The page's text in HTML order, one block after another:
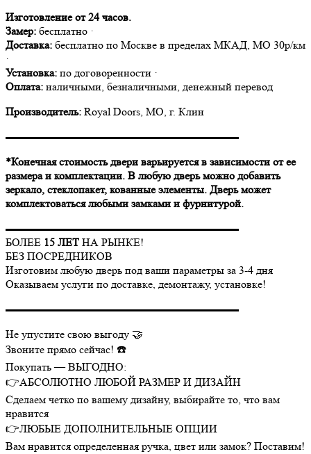
Изготовление от 24 часов.
Замер: бесплатно ·
Доставка: бесплатно по Москве в пределах МКАД, МО 30р/км
·
Установка: по договоренности ·
Оплата: наличными, безналичными, денежный перевод
Производитель: Royal Doors, МО, г. Клин
▬▬▬▬▬▬▬▬▬▬▬▬▬▬▬▬▬▬▬▬▬
*Конечная стоимость двери варьируется в зависимости от ее
размера и комплектации. В любую дверь можно добавить
зеркало, стеклопакет, кованные элементы. Дверь может
комплектоваться любыми замками и фурнитурой.
▬▬▬▬▬▬▬▬▬▬▬▬▬▬▬▬▬▬▬▬▬
БОЛЕЕ 15 ЛЕТ НА РЫНКЕ!
БЕЗ ПОСРЕДНИКОВ
Изготовим любую дверь под ваши параметры за 3-4 дня
Оказываем услуги по доставке, демонтажу, установке!
▬▬▬▬▬▬▬▬▬▬▬▬▬▬▬▬▬▬▬▬▬
Не упустите свою выгоду 🤝
Звоните прямо сейчас! ☎️
Покупать — ВЫГОДНО:
👉АБСОЛЮТНО ЛЮБОЙ РАЗМЕР И ДИЗАЙН
Сделаем четко по вашему дизайну, выбирайте то, что вам
нравится
👉ЛЮБЫЕ ДОПОЛНИТЕЛЬНЫЕ ОПЦИИ
Вам нравится определенная ручка, цвет или замок? Поставим!